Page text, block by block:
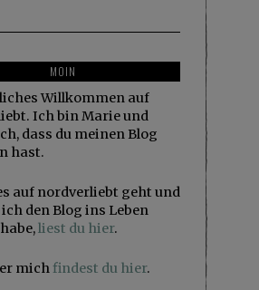
MOIN
Willkommen auf
Ich bin Marie und
dass du meinen Blog
hast.
auf nordverliebt geht und
den Blog ins Leben
liest du hier.
michfindest du hier.